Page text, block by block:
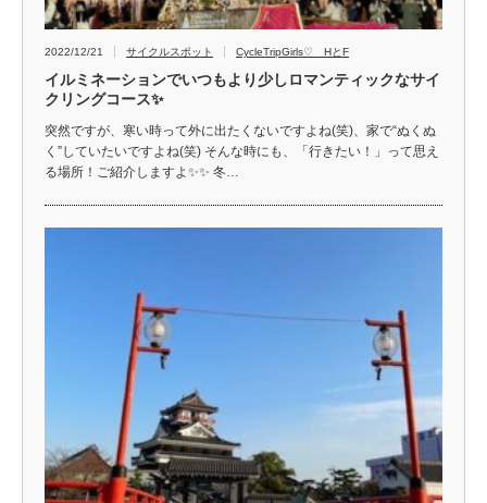
2022/12/21 サイクルスポット CycleTripGirls♡ HとF
イルミネーションでいつもより少しロマンティックなサイ
クリングコース✨
突然ですが、寒い時って外に出たくないですよね(笑)、家で“ぬくぬ
く”していたいですよね(笑) そんな時にも、「行きたい！」って思え
る場所！ご紹介しますよ✨✨ 冬…